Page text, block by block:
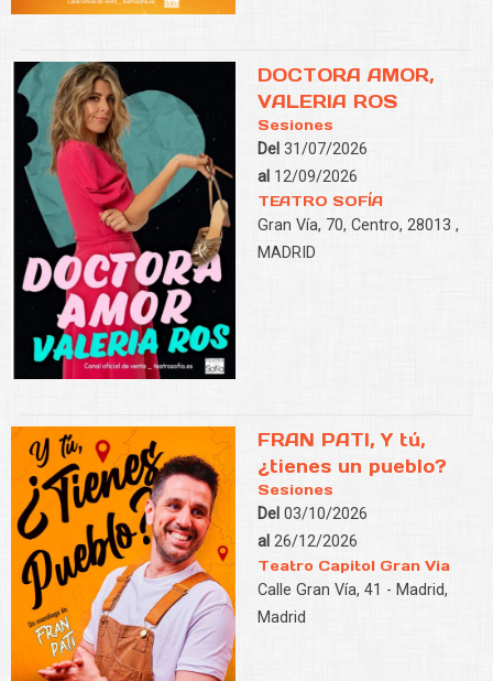
DOCTORA AMOR,
VALERIA ROS
Sesiones
Del 31/07/2026
al 12/09/2026
TEATRO SOFÍA
Gran Vía, 70, Centro, 28013 ,
MADRID
FRAN PATI, Y tú,
¿tienes un pueblo?
Sesiones
Del 03/10/2026
al 26/12/2026
Teatro Capitol Gran Via
Calle Gran Vía, 41 - Madrid,
Madrid